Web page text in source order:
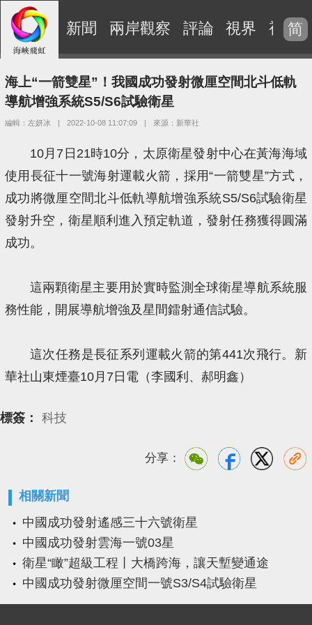
新聞 兩岸觀察 評論 視界 視頻
简
海上“一箭雙星”！我國成功發射微厘空間北斗低軌
導航增強系統S5/S6試驗衛星
編輯：左妍冰 | 2022-10-08 11:07:09 | 來源：新華社
10月7日21時10分，太原衛星發射中心在黃海海域
使用長征十一號海射運載火箭，採用“一箭雙星”方式，
成功將微厘空間北斗低軌導航增強系統S5/S6試驗衛星
發射升空，衛星順利進入預定軌道，發射任務獲得圓滿
成功。
這兩顆衛星主要用於實時監測全球衛星導航系統服
務性能，開展導航增強及星間鐳射通信試驗。
這次任務是長征系列運載火箭的第441次飛行。新
華社山東煙臺10月7日電（李國利、郝明鑫）
標簽： 科技
分享：
相關新聞
中國成功發射遙感三十六號衛星
中國成功發射雲海一號03星
衛星“瞰”超級工程丨大橋跨海，讓天塹變通途
中國成功發射微厘空間一號S3/S4試驗衛星